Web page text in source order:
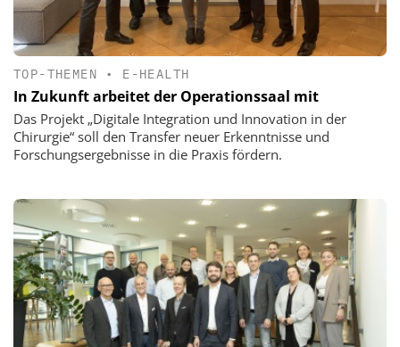
TOP-THEMEN • E-HEALTH
In Zukunft arbeitet der Operationssaal mit
Das Projekt „Digitale Integration und Innovation in der
Chirurgie“ soll den Transfer neuer Erkenntnisse und
Forschungsergebnisse in die Praxis fördern.